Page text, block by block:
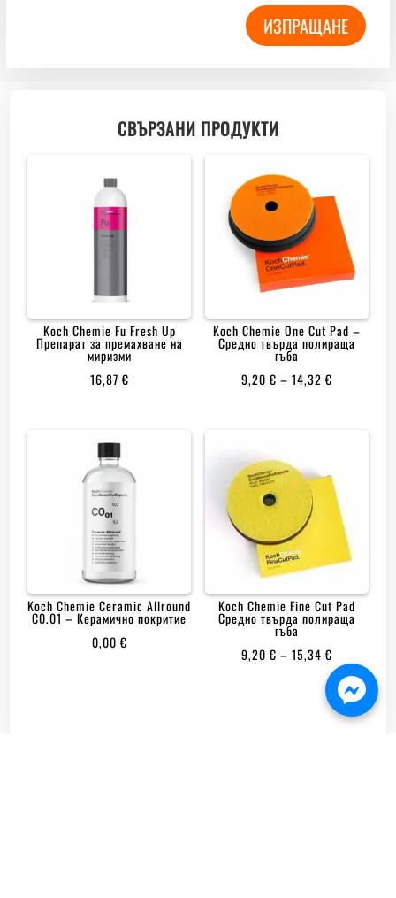
ИЗПРАЩАНЕ
СВЪРЗАНИ ПРОДУКТИ
Koch Chemie Fu Fresh Up
Препарат за премахване на
миризми
16,87€
Koch Chemie One Cut Pad –
Средно твърда полираща
гъба
9,20€ – 14,32€PRICE
Koch Chemie Ceramic Allround
C0.01 – Керамично покритие
0,00€
Koch Chemie Fine Cut Pad
Средно твърда полираща
гъба
9,20€ – 15,34€PRICE
RANGE:
9,20 €
THROUGH